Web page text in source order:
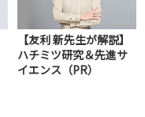
【友利 新先生が解説】
ハチミツ研究＆先進サ
イエンス（PR）